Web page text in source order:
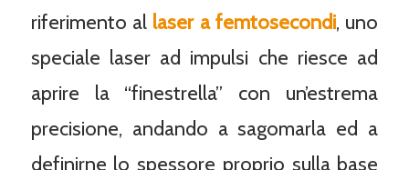
riferimento al laser a femtosecondi, uno
speciale laser ad impulsi che riesce ad
aprire la “finestrella” con un’estrema
precisione, andando a sagomarla ed a
definirne lo spessore proprio sulla base